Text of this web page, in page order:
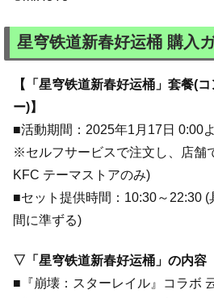
星穹铁道新春好运桶 購入
【「星穹铁道新春好运桶」套餐(
ー)】
■活動期間：2025年1月17日 0:00
※セルフサービスで注文し、店舗
KFC テーマストアのみ)
■セット提供時間：10:30～22:30
間に準ずる)
▽「星穹铁道新春好运桶」の内容
■『崩壊：スターレイル』コラボ